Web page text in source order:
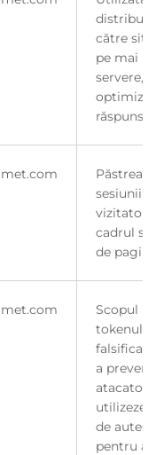
distribui
către
pe mai
servere,
optimiza
răspuns.
met.com
sesiunii
cadrul
de pagini.
met.com
Scopul
a preveni
utilizeze
de
pentru a